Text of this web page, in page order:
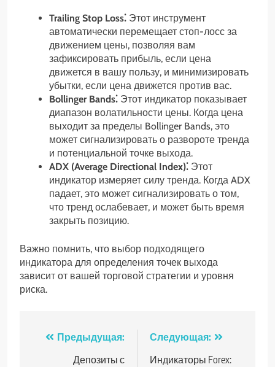
Trailing Stop Loss⁚ Этот инструмент
автоматически перемещает стоп-лосс за
движением цены, позволяя вам
зафиксировать прибыль, если цена
движется в вашу пользу, и минимизировать
убытки, если цена движется против вас.
Bollinger Bands⁚ Этот индикатор показывает
диапазон волатильности цены. Когда цена
выходит за пределы Bollinger Bands, это
может сигнализировать о развороте тренда
и потенциальной точке выхода.
ADX (Average Directional Index)⁚ Этот
индикатор измеряет силу тренда. Когда ADX
падает, это может сигнализировать о том,
что тренд ослабевает, и может быть время
закрыть позицию.
Важно помнить, что выбор подходящего
индикатора для определения точек выхода
зависит от вашей торговой стратегии и уровня
риска.
Навигация
Предыдущая:
Депозиты с
Следующая:
Индикаторы Forex: